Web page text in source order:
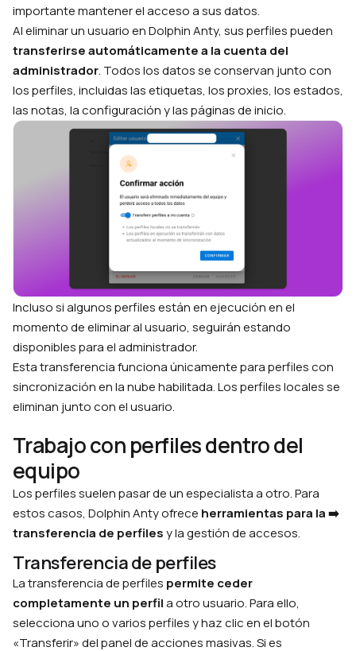
importante mantener el acceso a sus datos.
Al eliminar un usuario en Dolphin Anty, sus perfiles pueden
transferirse automáticamente a la cuenta del
administrador. Todos los datos se conservan junto con
los perfiles, incluidas las etiquetas, los proxies, los estados,
las notas, la configuración y las páginas de inicio.
Incluso si algunos perfiles están en ejecución en el
momento de eliminar al usuario, seguirán estando
disponibles para el administrador.
Esta transferencia funciona únicamente para perfiles con
sincronización en la nube habilitada. Los perfiles locales se
eliminan junto con el usuario.
Trabajo con perfiles dentro del
equipo
Los perfiles suelen pasar de un especialista a otro. Para
estos casos, Dolphin Anty ofrece herramientas para la ➡️
transferencia de perfilesy la gestión de accesos.
Transferencia de perfiles
La transferencia de perfiles permite ceder
completamente un perfila otro usuario. Para ello,
selecciona uno o varios perfiles y haz clic en el botón
«Transferir» del panel de acciones masivas. Si es